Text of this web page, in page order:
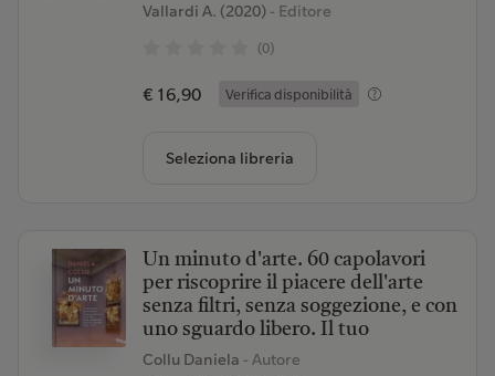
Vallardi A. (2020)- Editore
(0)
€ 16,90 Verifica disponibilità
Seleziona libreria
Un minuto d'arte. 60 capolavori
per riscoprire il piacere dell'arte
senza filtri, senza soggezione, e con
uno sguardo libero. Il tuo
Collu Daniela - Autore